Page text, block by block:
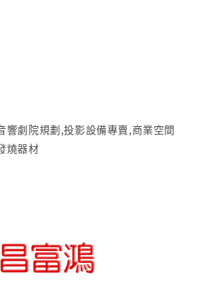
響劇院規劃,投影設備專賣,商業空間
燒器材